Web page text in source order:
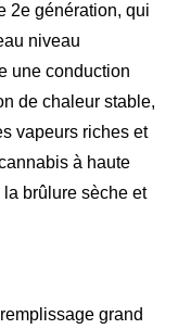
2e génération, qui
niveau
une conduction
de chaleur stable,
vapeurs riches et
à haute
brûlure sèche et
grand